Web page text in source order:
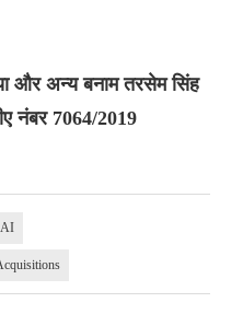
और अन्य बनाम तरसेम सिंह
नंबर 7064/2019